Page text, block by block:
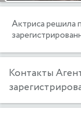
Актриса решила
Контакты